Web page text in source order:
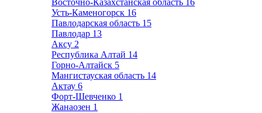
Восточно-Казахстанская область 16
Усть-Каменогорск 16
Павлодарская область 15
Павлодар 13
Аксу 2
Республика Алтай 14
Горно-Алтайск 5
Мангистауская область 14
Актау 6
Форт-Шевченко 1
Жанаозен 1